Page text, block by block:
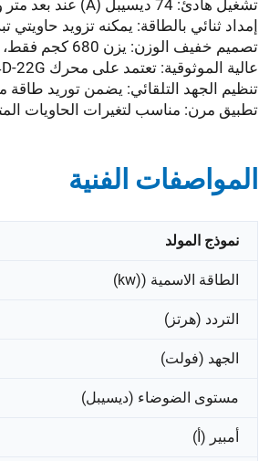
تشغيل هادئ: 74 ديسيبل (A) عند بعد متر واحد
إمداد ثنائي بالطاقة: يمكنه تزويد
تصميم خفيف الوزن: يزن 680 كجم فقط، مما يجعل نقله وتركيبه سهلين
عالية الموثوقية: تعتمد على محرك Perkins 404D-22G مع مولد MeccAlte دائم ذاتي التهيج
تنظيم الجهد التلقائي: يضمن توريد طاقة
تطبيق مرن: مناسب لتغيرات الحاويات
المواصفات الفنية
نموذج المولد
الطاقة الاسمية ((kw)
التردد (هرتز)
الجهد (فولت)
مستوى الضوضاء (ديسيبل)
أمبير (أ)